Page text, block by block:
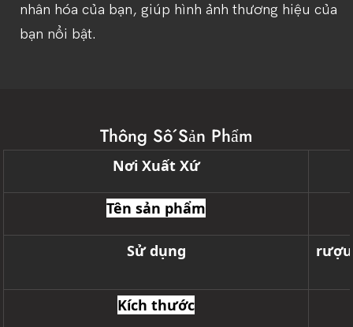
nhân hóa của bạn, giúp hình ảnh thương hiệu của
bạn nổi bật.
Thông Số Sản Phẩm
Nơi Xuất Xứ
Tên sản phẩm
Sử dụng
Kích thước